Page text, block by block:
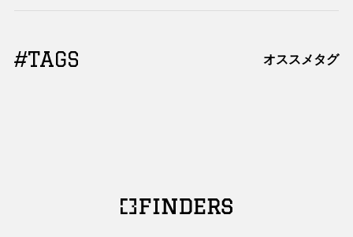
#TAGS オススメタグ